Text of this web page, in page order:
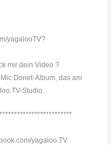
yagalooTV?
mir dein Video ?
Donet-Album, das am
Studio.
yagaloo.TV